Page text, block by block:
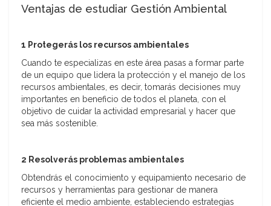
Ventajas de estudiar Gestión Ambiental
1 Protegerás los recursos ambientales
Cuando te especializas en este área pasas a formar parte
de un equipo que lidera la protección y el manejo de los
recursos ambientales, es decir, tomarás decisiones muy
importantes en beneficio de todos el planeta, con el
objetivo de cuidar la actividad empresarial y hacer que
sea más sostenible.
2 Resolverás problemas ambientales
Obtendrás el conocimiento y equipamiento necesario de
recursos y herramientas para gestionar de manera
eficiente el medio ambiente, estableciendo estrategias